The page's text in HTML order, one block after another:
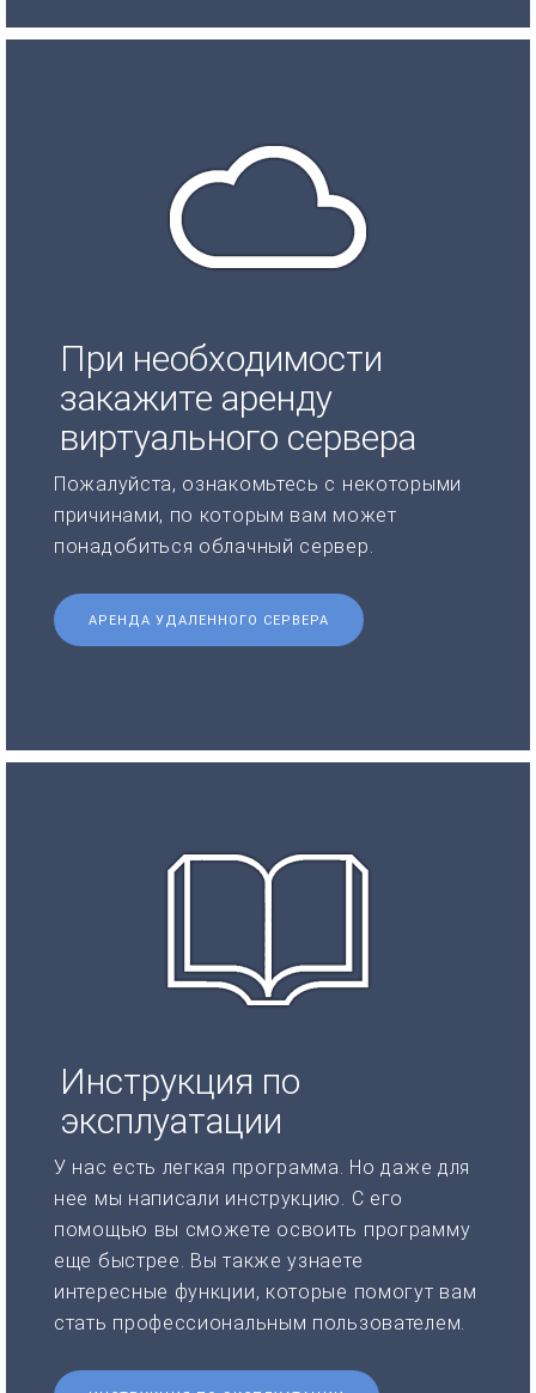
При необходимости
закажите аренду
виртуального сервера
Пожалуйста, ознакомьтесь с некоторыми
причинами, по которым вам может
понадобиться облачный сервер.
АРЕНДА УДАЛЕННОГО СЕРВЕРА
Инструкция по
эксплуатации
У нас есть легкая программа. Но даже для
нее мы написали инструкцию. С его
помощью вы сможете освоить программу
еще быстрее. Вы также узнаете
интересные функции, которые помогут вам
стать профессиональным пользователем.